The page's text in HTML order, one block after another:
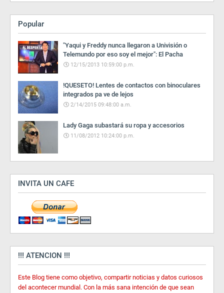
Popular
"Yaqui y Freddy nunca llegaron a Univisión o
Telemundo por eso soy el mejor": El Pacha
12/15/2013 10:59:00 p.m.
!QUESETO! Lentes de contactos con binoculares
integrados pa ve de lejos
2/14/2015 09:48:00 a.m.
Lady Gaga subastará su ropa y accesorios
11/08/2012 10:24:00 p.m.
INVITA UN CAFE
!!! ATENCION !!!
Este Blog tiene como objetivo, compartir noticias y datos curiosos
del acontecer mundial. Con la más sana intención de que sean